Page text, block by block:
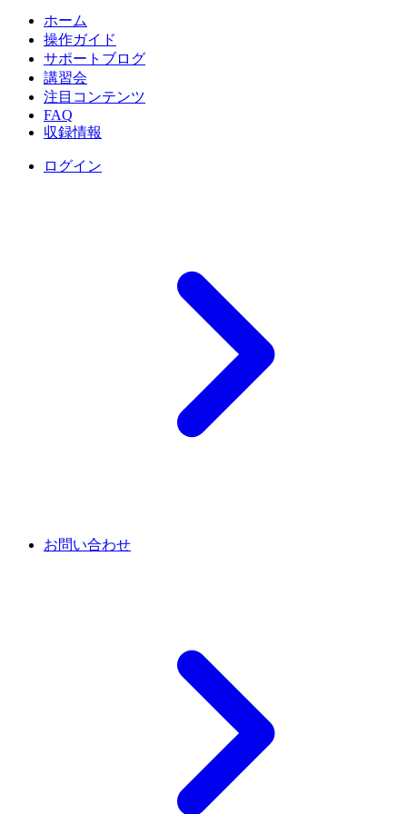
ホーム
操作ガイド
サポートブログ
講習会
注目コンテンツ
FAQ
収録情報
ログイン
お問い合わせ